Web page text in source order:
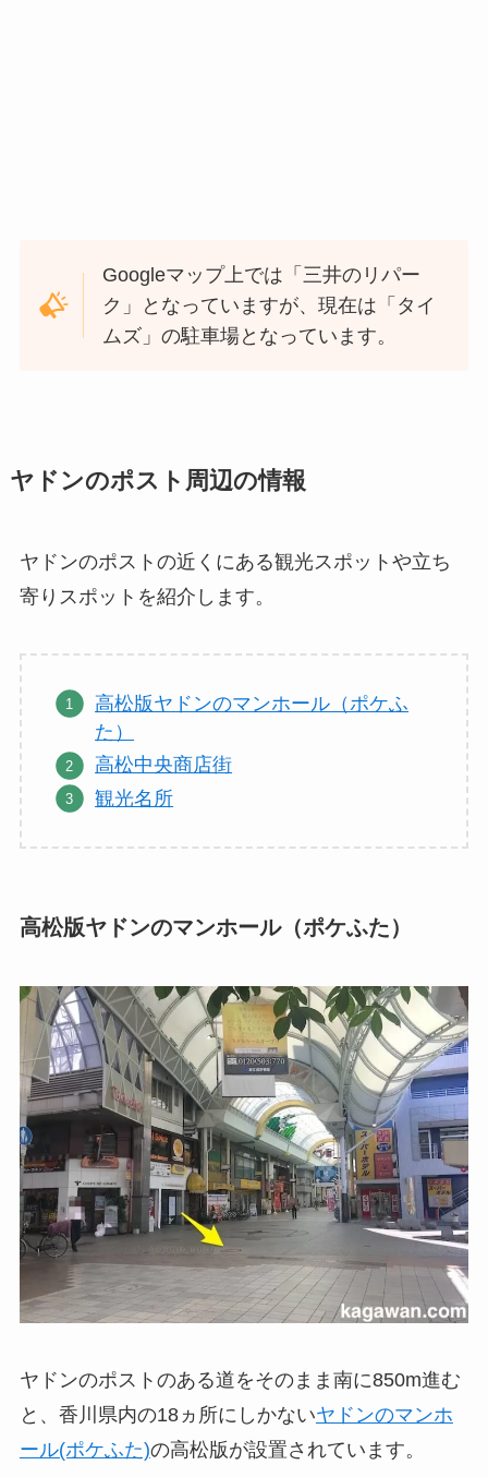
Googleマップ上では「三井のリパー
ク」となっていますが、現在は「タイ
ムズ」の駐車場となっています。
ヤドンのポスト周辺の情報
ヤドンのポストの近くにある観光スポットや立ち
寄りスポットを紹介します。
高松版ヤドンのマンホール（ポケふ
た）
高松中央商店街
観光名所
高松版ヤドンのマンホール（ポケふた）
ヤドンのポストのある道をそのまま南に850m進む
と、香川県内の18ヵ所にしかないヤドンのマンホ
ール(ポケふた)の高松版が設置されています。